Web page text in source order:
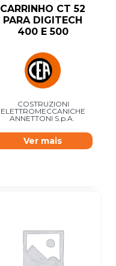
CARRINHO CT 52
PARA DIGITECH
400 E 500
COSTRUZIONI
ELETTROMECCANICHE
ANNETTONI S.p.A.
Ver mais